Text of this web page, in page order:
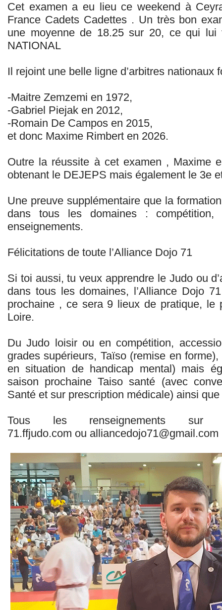
Cet examen a eu lieu ce weekend à
France Cadets Cadettes . Un très bon
une moyenne de 18.25 sur 20, ce qui lui
NATIONAL
Il rejoint une belle ligne d’arbitres
-Maitre Zemzemi en 1972,
-Gabriel Piejak en 2012,
-Romain De Campos en 2015,
et donc Maxime Rimbert en 2026.
Outre la réussite à cet examen , Maxime
obtenant le DEJEPS mais également le 3e
Une preuve supplémentaire que la
dans tous les domaines : compétition,
enseignements.
Félicitations de toute l’Alliance Dojo 71
Si toi aussi, tu veux apprendre le Judo ou
dans tous les domaines, l’Alliance Dojo
prochaine , ce sera 9 lieux de pratique, le
Loire.
Du Judo loisir ou en compétition,
grades supérieurs, Taïso (remise en
en situation de handicap mental) mais
saison prochaine Taiso santé (avec
Santé et sur prescription médicale) ainsi
Tous les renseignements sur
71.ffjudo.com ou alliancedojo71@gmail.com